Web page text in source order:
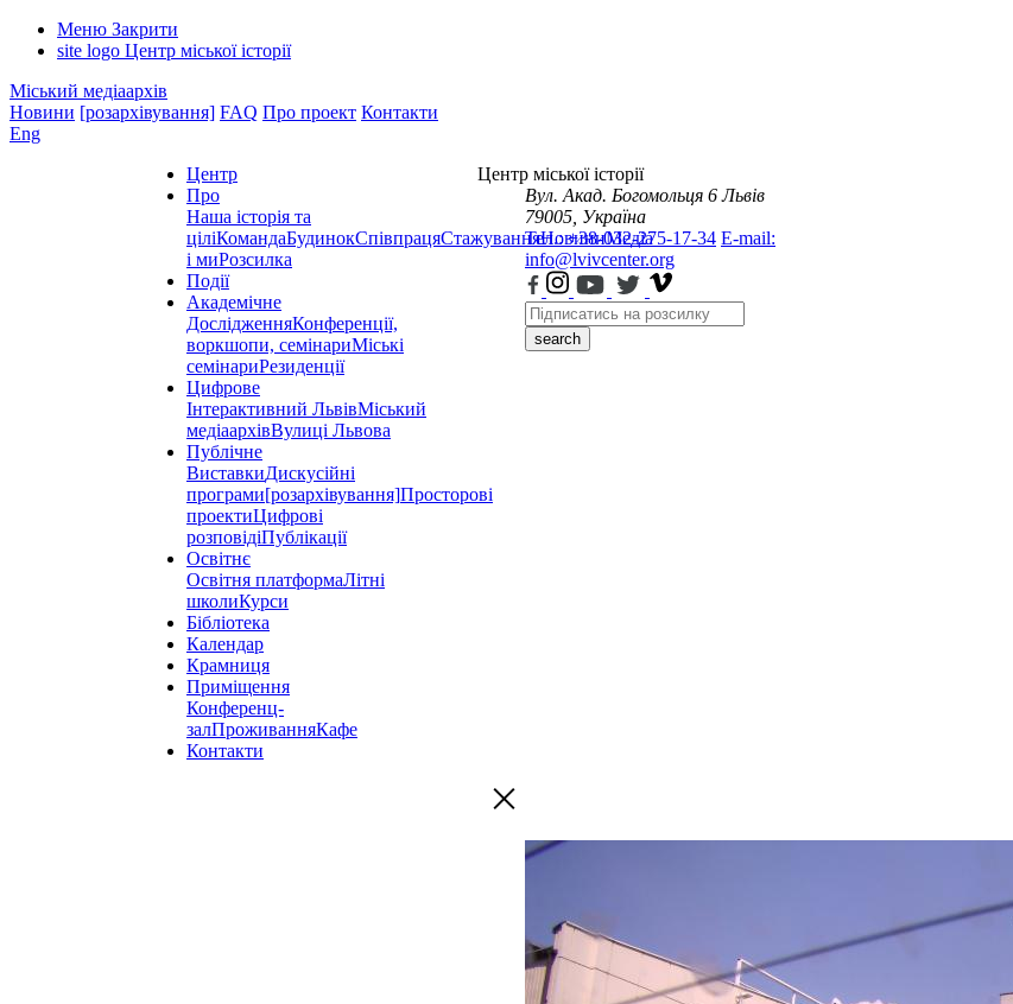
Меню Закрити
site logo Центр міської історії
Міський медіаархів
Новини [розархівування] FAQ Про проект Контакти
Eng
Центр
Про
Наша історія та
ціліКомандаБудинокСпівпрацяСтажуванняНовиниМедіа
і миРозсилка
Події
Академічне
ДослідженняКонференції,
воркшопи, семінариМіські
семінариРезиденції
Цифрове
Інтерактивний ЛьвівМіський
медіаархівВулиці Львова
Публічне
ВиставкиДискусійні
програми[розархівування]Просторові
проектиЦифрові
розповідіПублікації
Освітнє
Освітня платформаЛітні
школиКурси
Бібліотека
Календар
Крамниця
Приміщення
Конференц-
залПроживанняКафе
Контакти
Центр міської історії
Вул. Акад. Богомольця 6 Львів
79005, Україна
Тел.: +38-032-275-17-34 E-mail:
info@lvivcenter.org
search